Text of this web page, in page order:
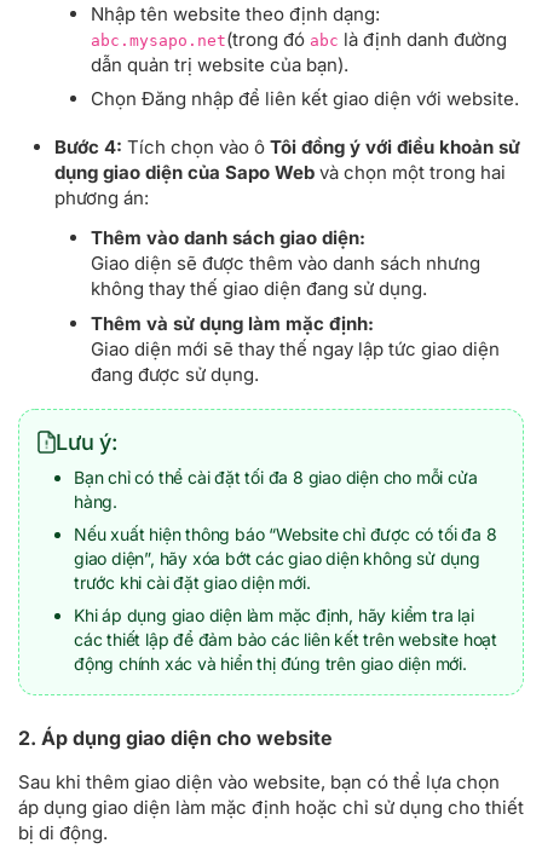
Nhập tên website theo định dạng:
abc.mysapo.net(trong đó abc là định danh đường
dẫn quản trị website của bạn).
Chọn Đăng nhập để liên kết giao diện với website.
Bước 4: Tích chọn vào ô Tôi đồng ý với điều khoản sử
dụng giao diện của Sapo Web và chọn một trong hai
phương án:
Thêm vào danh sách giao diện:
Giao diện sẽ được thêm vào danh sách nhưng
không thay thế giao diện đang sử dụng.
Thêm và sử dụng làm mặc định:
Giao diện mới sẽ thay thế ngay lập tức giao diện
đang được sử dụng.
Lưu ý:
Bạn chỉ có thể cài đặt tối đa 8 giao diện cho mỗi cửa
hàng.
Nếu xuất hiện thông báo “Website chỉ được có tối đa 8
giao diện”, hãy xóa bớt các giao diện không sử dụng
trước khi cài đặt giao diện mới.
Khi áp dụng giao diện làm mặc định, hãy kiểm tra lại
các thiết lập để đảm bảo các liên kết trên website hoạt
động chính xác và hiển thị đúng trên giao diện mới.
2. Áp dụng giao diện cho website
Sau khi thêm giao diện vào website, bạn có thể lựa chọn
áp dụng giao diện làm mặc định hoặc chỉ sử dụng cho thiết
bị di động.